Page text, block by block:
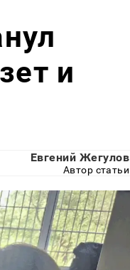
и
Евгений Жегулов
Автор статьи